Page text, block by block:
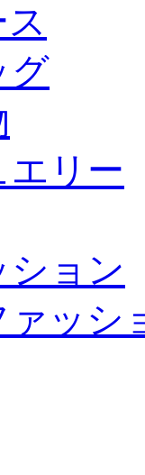
グ
エリー
ション
ァッシ